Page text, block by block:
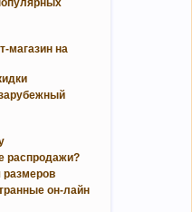
магазин на
распродажи?
размеров
он-лайн